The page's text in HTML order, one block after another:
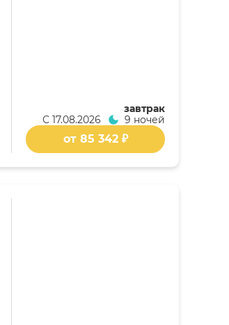
завтрак
С 17.08.2026 9 ночей
от 85 342 ₽